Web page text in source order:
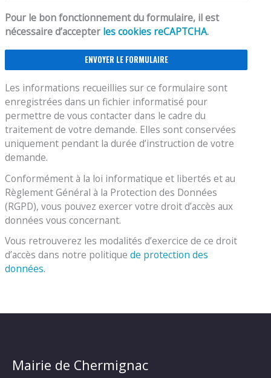
Pour le bon fonctionnement du formulaire, il est
nécessaire d’accepter les cookies reCAPTCHA.
Les informations recueillies sur ce formulaire sont
enregistrées dans un fichier informatisé pour
permettre de vous contacter dans le cadre du
traitement de votre demande. Elles sont conservées
uniquement pendant la durée d’instruction de votre
demande.
Conformément à la loi informatique et libertés et au
Règlement Général à la Protection des Données
(RGPD), vous pouvez exercer votre droit d’accès aux
données vous concernant.
Vous retrouverez les modalités d’exercice de ce droit
d’accès dans notre politiquede protection des
données.
Mairie de Chermignac